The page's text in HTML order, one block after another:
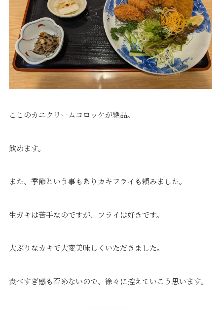
ここのカニクリームコロッケが絶品。
飲めます。
また、季節という事もありカキフライも頼みました。
生ガキは苦手なのですが、フライは好きです。
大ぶりなカキで大変美味しくいただきました。
食べすぎ感も否めないので、徐々に控えていこう思います。